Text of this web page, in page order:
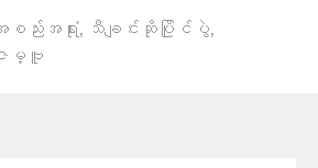
ည်းအရုံး, သီချင်းဆိုပြိုင်ပွဲ,
ဇမ္ဗူ